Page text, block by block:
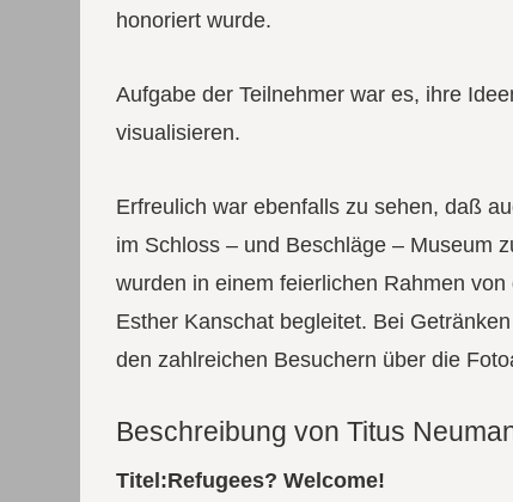
honoriert wurde.
Aufgabe der Teilnehmer war es, ihre
visualisieren.
Erfreulich war ebenfalls zu sehen, daß
im Schloss – und Beschläge – Museum
wurden in einem feierlichen Rahmen
Esther Kanschat begleitet. Bei
den zahlreichen Besuchern über die
Beschreibung von Titus
Titel:Refugees? Welcome!